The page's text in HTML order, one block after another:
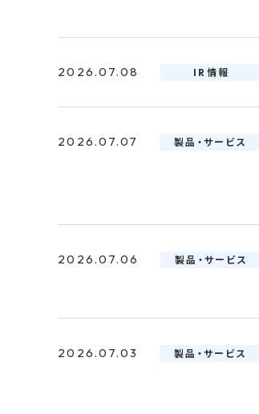
2026.07.08 IR情報
2026.07.07 製品・サービス
2026.07.06 製品・サービス
2026.07.03 製品・サービス